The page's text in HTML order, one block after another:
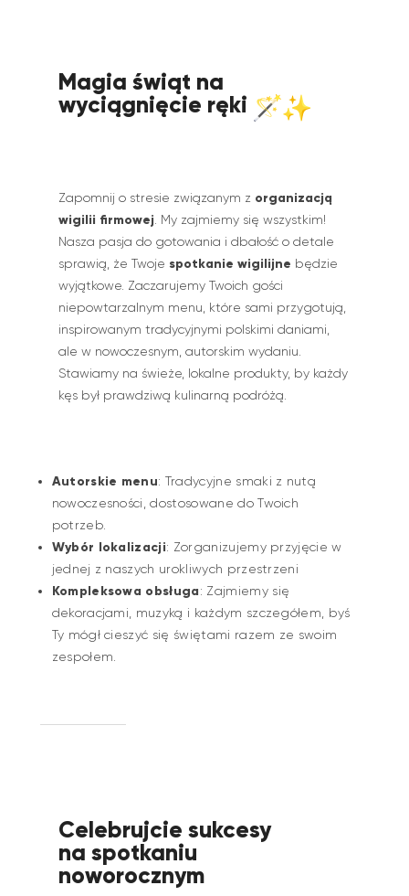
Magia świąt na
wyciągnięcie ręki
Zapomnij o stresie związanym z organizacją
wigilii firmowej . My zajmiemy się wszystkim!
Nasza pasja do gotowania i dbałość o detale
sprawią, że Twoje spotkanie wigilijne będzie
wyjątkowe. Zaczarujemy Twoich gości
niepowtarzalnym menu, które sami przygotują,
inspirowanym tradycyjnymi polskimi daniami,
ale w nowoczesnym, autorskim wydaniu.
Stawiamy na świeże, lokalne produkty, by każdy
kęs był prawdziwą kulinarną podróżą.
Autorskie menu: Tradycyjne smaki z nutą
nowoczesności, dostosowane do Twoich
potrzeb.
Wybór lokalizacji: Zorganizujemy przyjęcie w
jednej z naszych urokliwych przestrzeni
Kompleksowa obsługa: Zajmiemy się
dekoracjami, muzyką i każdym szczegółem, byś
Ty mógł cieszyć się świętami razem ze swoim
zespołem.
Celebrujcie sukcesy
na spotkaniu
noworocznym